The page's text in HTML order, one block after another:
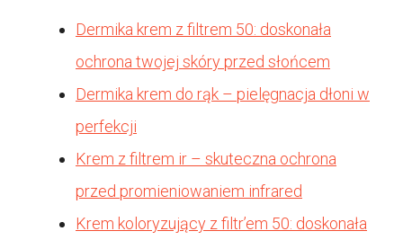
Dermika krem z filtrem 50: doskonała
ochrona twojej skóry przed słońcem
Dermika krem do rąk – pielęgnacja dłoni w
perfekcji
Krem z filtrem ir – skuteczna ochrona
przed promieniowaniem infrared
Krem koloryzujący z filtr’em 50: doskonała